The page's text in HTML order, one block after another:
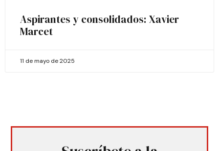
Aspirantes y consolidados: Xavier
Marcet
11 de mayo de 2025